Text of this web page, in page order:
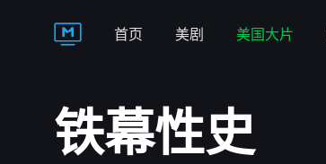
首页 美剧 美国大片
铁幕性史